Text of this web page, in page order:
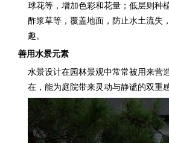
球花等，增加色彩和花量；低层则种
酢浆草等，覆盖地面，防止水土流失
趣。
善用水景元素
水景设计在园林景观中常常被用来营
在，能为庭院带来灵动与静谧的双重感